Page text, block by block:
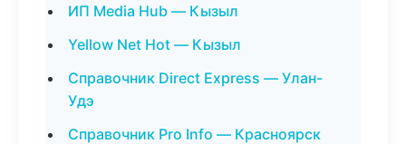
ИП Media Hub — Кызыл
Yellow Net Hot — Кызыл
Справочник Direct Express — Улан-
Удэ
Справочник Pro Info — Красноярск